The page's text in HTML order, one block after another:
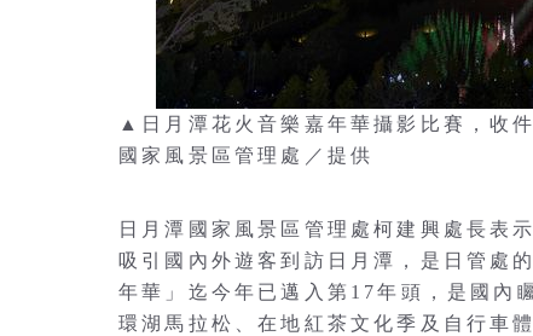
▲日月潭花火音樂嘉年華攝影比賽，收
國家風景區管理處／提供
日月潭國家風景區管理處柯建興處長表
吸引國內外遊客到訪日月潭，是日管處
年華」迄今年已邁入第17年頭，是國內
環湖馬拉松、在地紅茶文化季及自行車